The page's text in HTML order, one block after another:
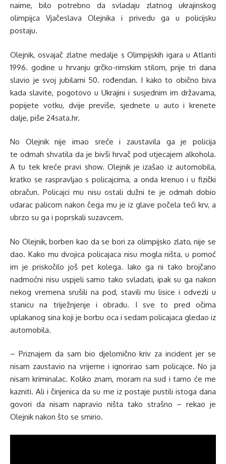
naime, bilo potrebno da svladaju zlatnog ukrajinskog
olimpijca Vjačeslava Olejnika i privedu ga u policijsku
postaju.
Olejnik, osvajač zlatne medalje s Olimpijskih igara u Atlanti
1996. godine u hrvanju grčko-rimskim stilom, prije tri dana
slavio je svoj jubilarni 50. rođendan. I kako to obično biva
kada slavite, pogotovo u Ukrajini i susjednim im državama,
popijete votku, dvije previše, sjednete u auto i krenete
dalje, piše 24sata.hr.
No Olejnik nije imao sreće i zaustavila ga je policija
te odmah shvatila da je bivši hrvač pod utjecajem alkohola.
A tu tek kreće pravi show. Olejnik je izašao iz automobila,
kratko se raspravljao s policajcima, a onda krenuo i u fizički
obračun. Policajci mu nisu ostali dužni te je odmah dobio
udarac palicom nakon čega mu je iz glave počela teći krv, a
ubrzo su ga i poprskali suzavcem.
No Olejnik, borben kao da se bori za olimpijsko zlato, nije se
dao. Kako mu dvojica policajaca nisu mogla ništa, u pomoć
im je priskočilo još pet kolega. Iako ga ni tako brojčano
nadmoćni nisu uspjeli samo tako svladati, ipak su ga nakon
nekog vremena srušili na pod, stavili mu lisice i odvezli u
stanicu na triježnjenje i obradu. I sve to pred očima
uplakanog sina koji je borbu oca i sedam policajaca gledao iz
automobila.
– Priznajem da sam bio djelomično kriv za incident jer se
nisam zaustavio na vrijeme i ignorirao sam policajce. No ja
nisam kriminalac. Koliko znam, moram na sud i tamo će me
kazniti. Ali i činjenica da su me iz postaje pustili istoga dana
govori da nisam napravio ništa tako strašno – rekao je
Olejnik nakon što se smirio.